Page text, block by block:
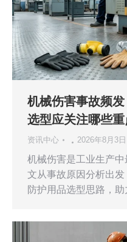
机械伤害事故频
选型应关注哪些重
资讯中心 2026年8月3日
机械伤害是工业生产
文从事故原因分析出
防护用品选型思路，助